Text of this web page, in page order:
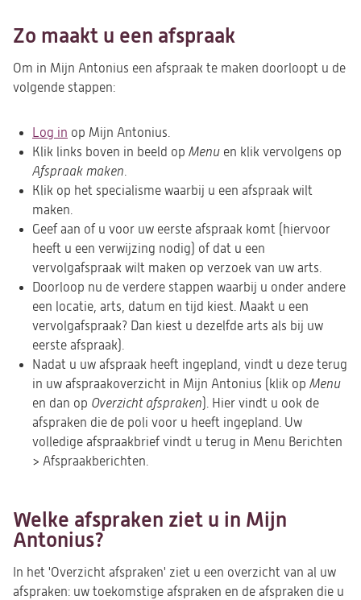
Zo maakt u een afspraak
Om in Mijn Antonius een afspraak te maken doorloopt u de
volgende stappen:
Log in op Mijn Antonius.
Klik links boven in beeld op Menu en klik vervolgens op
Afspraak maken.
Klik op het specialisme waarbij u een afspraak wilt
maken.
Geef aan of u voor uw eerste afspraak komt (hiervoor
heeft u een verwijzing nodig) of dat u een
vervolgafspraak wilt maken op verzoek van uw arts.
Doorloop nu de verdere stappen waarbij u onder andere
een locatie, arts, datum en tijd kiest. Maakt u een
vervolgafspraak? Dan kiest u dezelfde arts als bij uw
eerste afspraak).
Nadat u uw afspraak heeft ingepland, vindt u deze terug
in uw afspraakoverzicht in Mijn Antonius (klik op Menu
en dan op Overzicht afspraken ). Hier vindt u ook de
afspraken die de poli voor u heeft ingepland. Uw
volledige afspraakbrief vindt u terug in Menu Berichten
> Afspraakberichten.
Welke afspraken ziet u in Mijn
Antonius?
In het 'Overzicht afspraken' ziet u een overzicht van al uw
afspraken: uw toekomstige afspraken en de afspraken die u